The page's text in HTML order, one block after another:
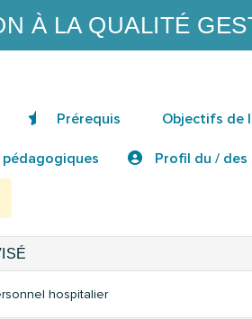
À LA QUALITÉ
Prérequis Objectifs de
Profil du / des
hospitalier